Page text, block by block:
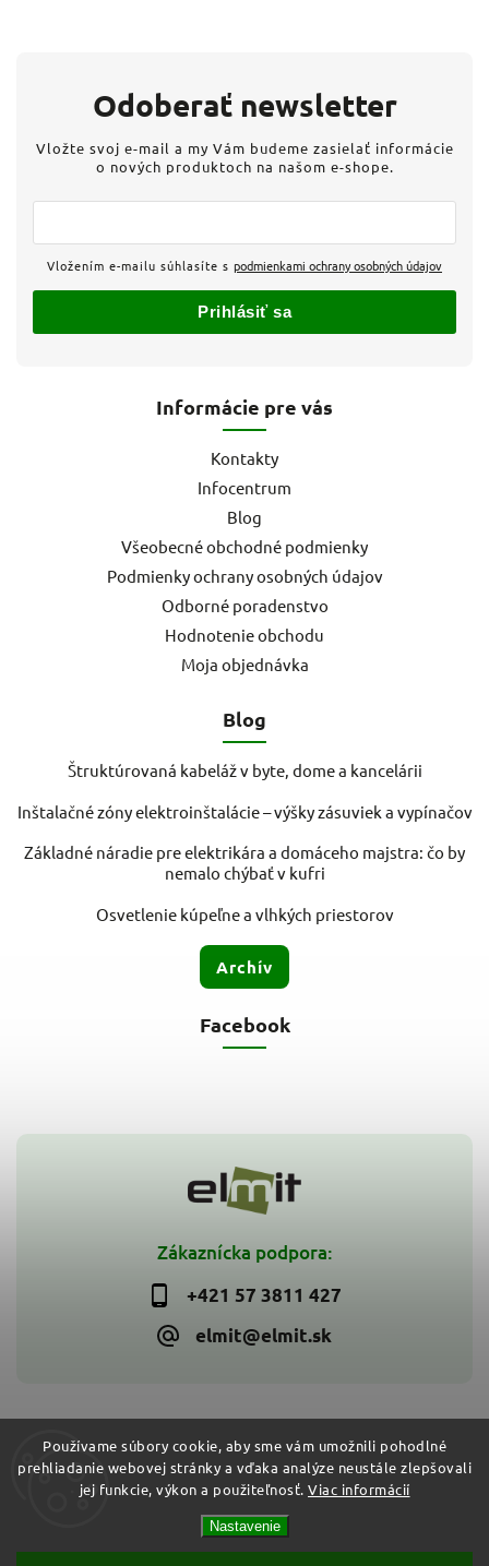
Používame súbory cookie, aby sme vám umožnili pohodlné
prehliadanie webovej stránky a vďaka analýze neustále zlepšovali
jej funkcie, výkon a použiteľnosť. Viac informácií
Nastavenie
Zákaznícka podpora:
+421 57 3811 427
elmit@elmit.sk
Informácie pre vás
Kontakty
Infocentrum
Blog
Všeobecné obchodné podmienky
Podmienky ochrany osobných údajov
Odborné poradenstvo
Hodnotenie obchodu
Moja objednávka
Blog
Štruktúrovaná kabeláž v byte, dome a kancelárii
Inštalačné zóny elektroinštalácie – výšky zásuviek a vypínačov
Základné náradie pre elektrikára a domáceho majstra: čo by
nemalo chýbať v kufri
Osvetlenie kúpeľne a vlhkých priestorov
Archív
Odoberať newsletter
Vložte svoj e-mail a my Vám budeme zasielať informácie
o nových produktoch na našom e-shope.
Vložením e-mailu súhlasíte s podmienkami ochrany osobných údajov
Prihlásiť sa
Facebook
Copyright 2026ELMIT - Elektroinštalačný materiál, svietidlá.
Všetky práva vyhradené.
Shoptet| Design